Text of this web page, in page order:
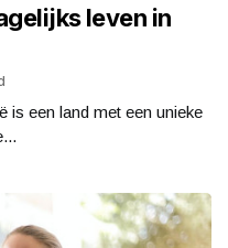
leven in
is een land met een unieke